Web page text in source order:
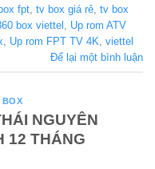
fpt tv box giá rẻ tv box
box viettel
Up rom ATV
Up rom FPT TV 4K viettel
Để lại một bình luận
BOX
NGUYÊN
12 THÁNG